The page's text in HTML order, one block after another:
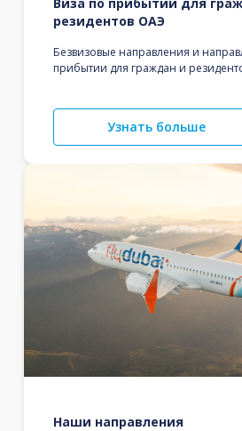
резидентов ОАЭ
Безвизовые направления и
прибытии для граждан и
Узнать больше
Наши направления